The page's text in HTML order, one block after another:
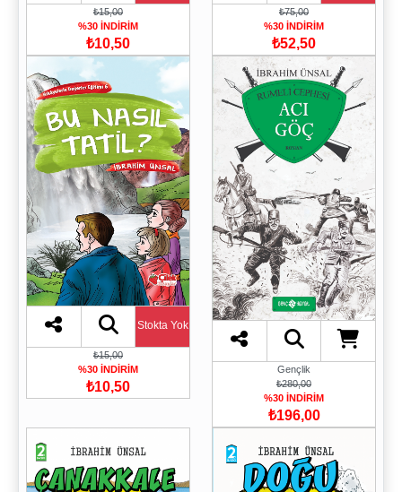
₺15,00
%30 İNDİRİM
₺10,50
₺75,00
%30 İNDİRİM
₺52,50
Stokta Yok
₺15,00
%30 İNDİRİM
₺10,50
Gençlik
₺280,00
%30 İNDİRİM
₺196,00